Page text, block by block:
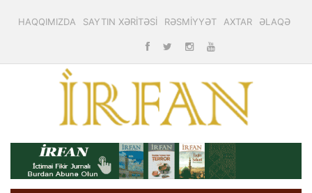
HAQQIMIZDA SAYTIN XƏRİTƏSİ RƏSMİYYƏT AXTAR ƏLAQƏ